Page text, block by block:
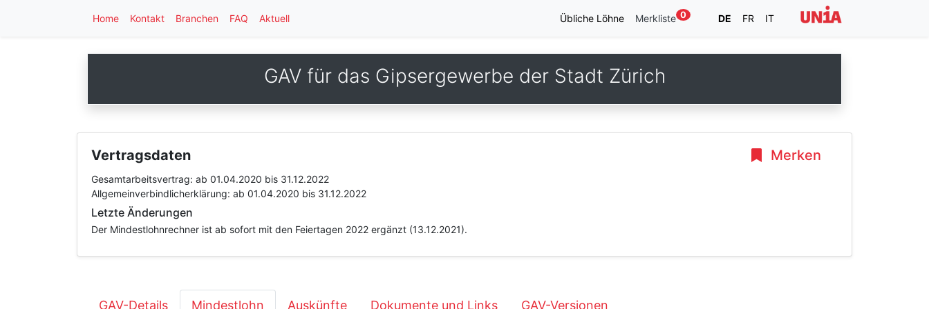
Home Kontakt Branchen FAQ Aktuell Übliche Löhne Merkliste 0 DE FR IT
GAV für das Gipsergewerbe der Stadt Zürich
Merken
Vertragsdaten
Gesamtarbeitsvertrag: ab 01.04.2020 bis 31.12.2022
Allgemeinverbindlicherklärung: ab 01.04.2020 bis 31.12.2022
Letzte Änderungen
Der Mindestlohnrechner ist ab sofort mit den Feiertagen 2022 ergänzt (13.12.2021).
GAV-Details Mindestlohn Auskünfte Dokumente und Links GAV-Versionen